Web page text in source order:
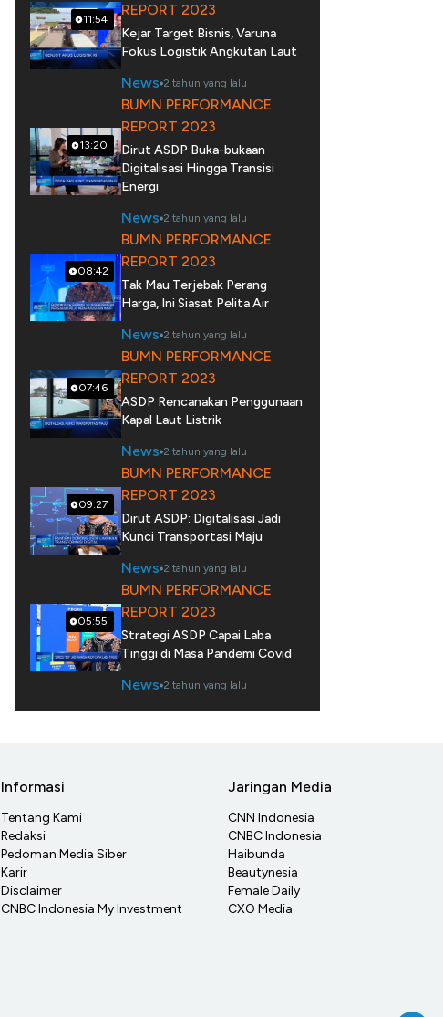
11:54
REPORT 2023
Kejar Target Bisnis, Varuna
Fokus Logistik Angkutan Laut
News 2 tahun yang lalu
13:20
BUMN PERFORMANCE
REPORT 2023
Dirut ASDP Buka-bukaan
Digitalisasi Hingga Transisi
Energi
News 2 tahun yang lalu
08:42
BUMN PERFORMANCE
REPORT 2023
Tak Mau Terjebak Perang
Harga, Ini Siasat Pelita Air
News 2 tahun yang lalu
07:46
BUMN PERFORMANCE
REPORT 2023
ASDP Rencanakan Penggunaan
Kapal Laut Listrik
News 2 tahun yang lalu
09:27
BUMN PERFORMANCE
REPORT 2023
Dirut ASDP: Digitalisasi Jadi
Kunci Transportasi Maju
News 2 tahun yang lalu
05:55
BUMN PERFORMANCE
REPORT 2023
Strategi ASDP Capai Laba
Tinggi di Masa Pandemi Covid
News 2 tahun yang lalu
Informasi
Tentang Kami
Redaksi
Pedoman Media Siber
Karir
Disclaimer
CNBC Indonesia My Investment
Jaringan Media
CNN Indonesia
CNBC Indonesia
Haibunda
Beautynesia
Female Daily
CXO Media